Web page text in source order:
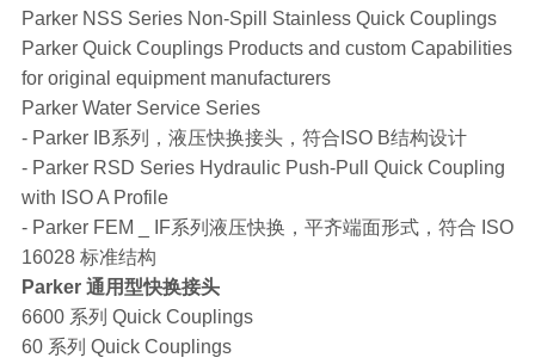
Parker NSS Series Non-Spill Stainless Quick Couplings
Parker Quick Couplings Products and custom Capabilities
for original equipment manufacturers
Parker Water Service Series
- Parker IB系列，液压快换接头，符合ISO B结构设计
- Parker RSD Series Hydraulic Push-Pull Quick Coupling
with ISO A Profile
- Parker FEM _ IF系列液压快换，平齐端面形式，符合 ISO
16028 标准结构
Parker 通用型快换接头
6600 系列 Quick Couplings
60 系列 Quick Couplings